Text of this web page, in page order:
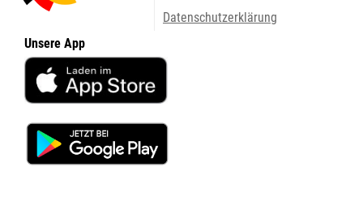
Datenschutzerklärung
Unsere App